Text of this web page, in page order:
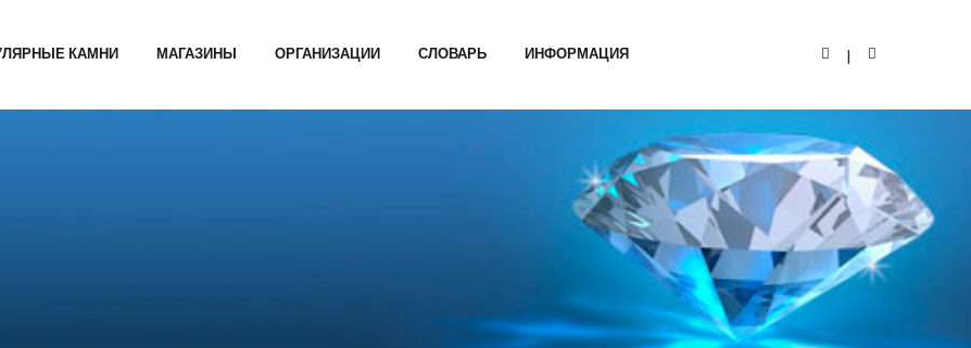
КАМНИ МАГАЗИНЫ ОРГАНИЗАЦИИ СЛОВАРЬ ИНФОРМАЦИЯ